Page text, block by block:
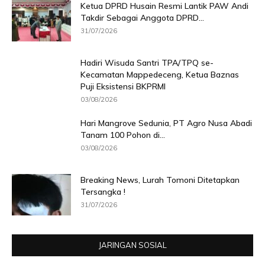
Ketua DPRD Husain Resmi Lantik PAW Andi
Takdir Sebagai Anggota DPRD...
31/07/2026
Hadiri Wisuda Santri TPA/TPQ se-
Kecamatan Mappedeceng, Ketua Baznas
Puji Eksistensi BKPRMI
03/08/2026
Hari Mangrove Sedunia, PT Agro Nusa Abadi
Tanam 100 Pohon di...
03/08/2026
Breaking News, Lurah Tomoni Ditetapkan
Tersangka !
31/07/2026
JARINGAN SOSIAL